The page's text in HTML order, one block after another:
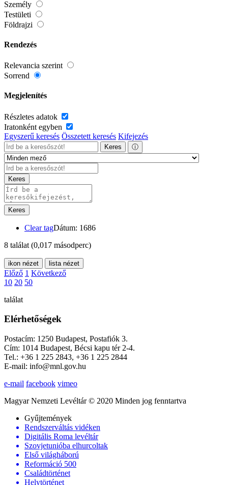
Személy
Testületi
Földrajzi
Rendezés
Relevancia szerint
Sorrend
Megjelenítés
Részletes adatok
Iratonként egyben
Egyszerű keresés Összetett keresés Kifejezés
Keres ⓘ
Keres
Keres
Clear tagDátum: 1686
8 találat (0,017 másodperc)
ikon nézet lista nézet
Előző 1 Következő
10 20 50
találat
Elérhetőségek
Postacím: 1250 Budapest, Postafiók 3.
Cím: 1014 Budapest, Bécsi kapu tér 2-4.
Tel.: +36 1 225 2843, +36 1 225 2844
E-mail: info@mnl.gov.hu
e-mail facebook vimeo
Magyar Nemzeti Levéltár © 2020 Minden jog fenntartva
Gyűjtemények
Rendszerváltás vidéken
Digitális Roma levéltár
Szovjetunióba elhurcoltak
Első világháború
Reformáció 500
Családtörténet
Helytörténet